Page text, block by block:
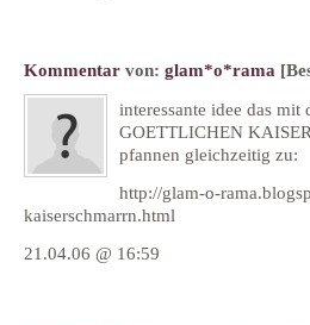
Kommentar von: glam*o*rama
interessante idee das
GOETTLICHEN
pfannen gleichzeitig zu:
http://glam-o-
kaiserschmarrn.html
21.04.06 @ 16:59